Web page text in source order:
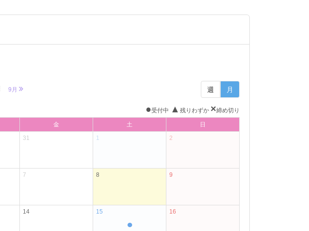
9月 週 月
●受付中 ▲ 残りわずか ×締め切り
金 土
日
31 1 2
7 8 9
14 15
●
16